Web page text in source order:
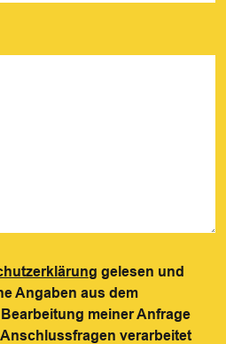
gelesen und
Angaben aus dem
meiner Anfrage
verarbeitet